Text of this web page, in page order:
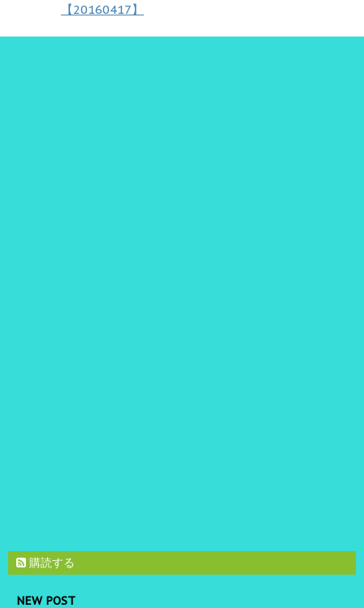
【20160417】
購読する
NEW POST